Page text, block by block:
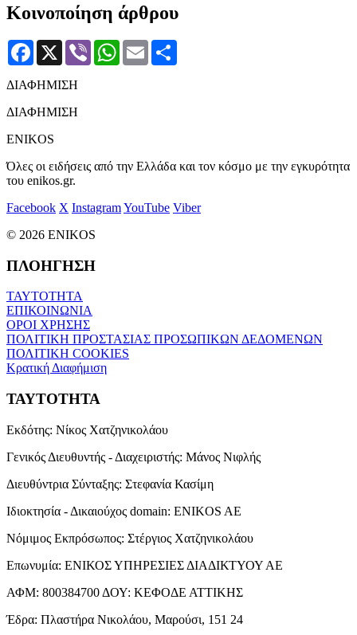
Κοινοποίηση άρθρου
Facebook
X Viber WhatsApp
Email
ΔΙΑΦΗΜΙΣΗ
ΔΙΑΦΗΜΙΣΗ
ENIKOS
Όλες οι ειδήσεις από την Ελλάδα και τον κόσμο με την εγκυρότητα
του enikos.gr.
Facebook X InstagramYouTube Viber
© 2026 ENIKOS
ΠΛΟΗΓΗΣΗ
ΤΑΥΤΟΤΗΤΑ
ΕΠΙΚΟΙΝΩΝΙΑ
ΟΡΟΙ ΧΡΗΣΗΣ
ΠΟΛΙΤΙΚΗ ΠΡΟΣΤΑΣΙΑΣ ΠΡΟΣΩΠΙΚΩΝ ΔΕΔΟΜΕΝΩΝ
ΠΟΛΙΤΙΚΗ COOKIES
Κρατική Διαφήμιση
ΤΑΥΤΟΤΗΤΑ
Εκδότης: Νίκος Χατζηνικολάου
Γενικός Διευθυντής - Διαχειριστής: Μάνος Νιφλής
Διευθύντρια Σύνταξης: Στεφανία Κασίμη
Ιδιοκτησία - Δικαιούχος domain: ENIKOS AE
Νόμιμος Εκπρόσωπος: Στέργιος Χατζηνικολάου
Επωνυμία: ΕΝΙΚΟΣ ΥΠΗΡΕΣΙΕΣ ΔΙΑΔΙΚΤΥΟΥ ΑΕ
ΑΦΜ: 800384700 ΔΟΥ: ΚΕΦΟΔΕ ΑΤΤΙΚΗΣ
Έδρα: Πλαστήρα Νικολάου, Μαρούσι, 151 24